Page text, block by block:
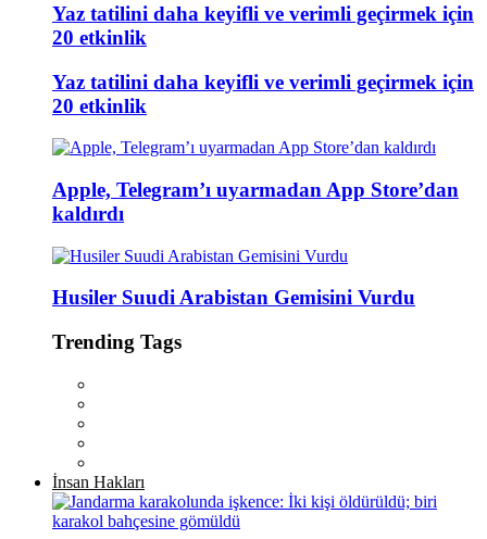
Yaz tatilini daha keyifli ve verimli geçirmek için
20 etkinlik
Yaz tatilini daha keyifli ve verimli geçirmek için
20 etkinlik
Apple, Telegram’ı uyarmadan App Store’dan
kaldırdı
Husiler Suudi Arabistan Gemisini Vurdu
Trending Tags
İnsan Hakları